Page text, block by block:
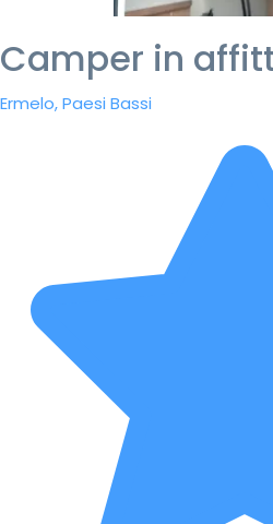
Camper in
Ermelo, Paesi Bassi